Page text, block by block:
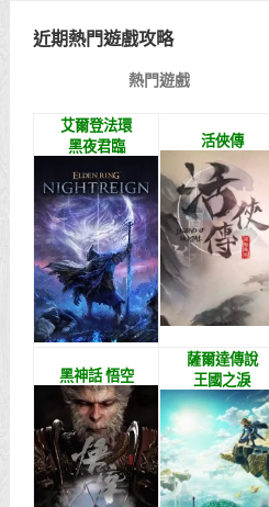
近期熱門遊戲攻略
熱門遊戲
艾爾登法環
黑夜君臨
活俠傳
黑神話 悟空
薩爾達傳說
王國之淚